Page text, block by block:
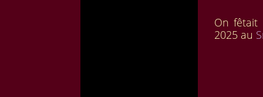
On fêtait
2025 au